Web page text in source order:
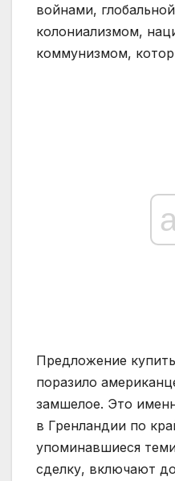
войнами,
колониализмом,
коммунизмом,
Предложение
поразило
замшелое. Это
в Гренландии по
упоминавшиеся
сделку, включают